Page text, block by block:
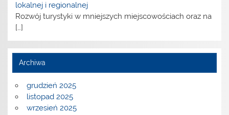
lokalnej i regionalnej
Rozwój turystyki w mniejszych miejscowościach oraz na
[…]
Archiwa
grudzień 2025
listopad 2025
wrzesień 2025